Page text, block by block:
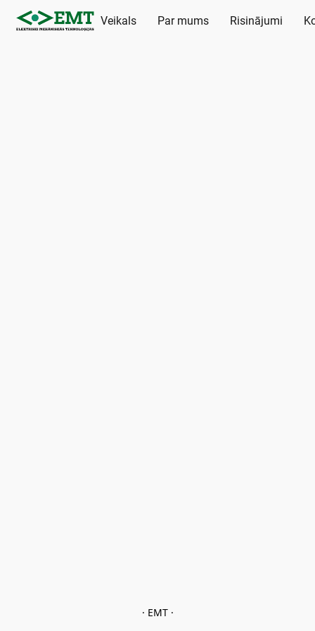
Veikals Par mums Risinājumi
· EMT ·